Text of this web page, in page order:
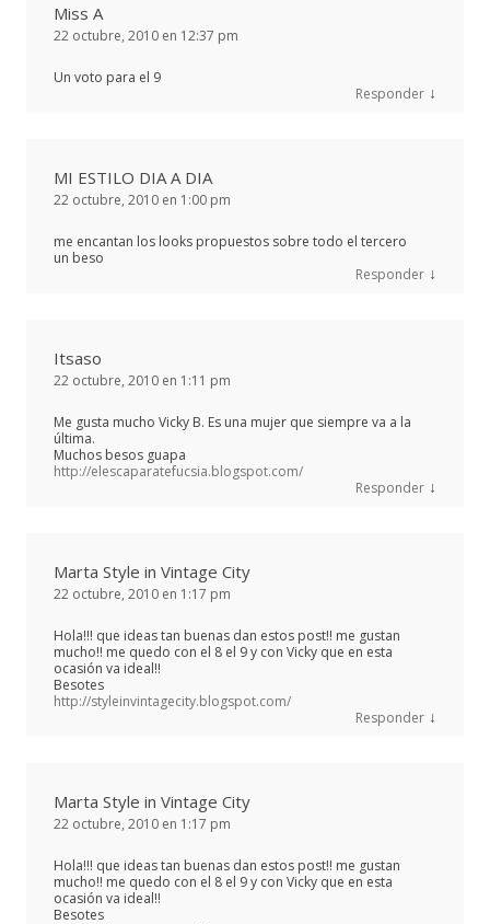
Miss A
22 octubre, 2010 en 12:37 pm
Un voto para el 9
Responder ↓
MI ESTILO DIA A DIA
22 octubre, 2010 en 1:00 pm
me encantan los looks propuestos sobre todo el tercero
un beso
Responder ↓
Itsaso
22 octubre, 2010 en 1:11 pm
Me gusta mucho Vicky B. Es una mujer que siempre va a la
última.
Muchos besos guapa
http://elescaparatefucsia.blogspot.com/
Responder ↓
Marta Style in Vintage City
22 octubre, 2010 en 1:17 pm
Hola!!! que ideas tan buenas dan estos post!! me gustan
mucho!! me quedo con el 8 el 9 y con Vicky que en esta
ocasión va ideal!!
Besotes
http://styleinvintagecity.blogspot.com/
Responder ↓
Marta Style in Vintage City
22 octubre, 2010 en 1:17 pm
Hola!!! que ideas tan buenas dan estos post!! me gustan
mucho!! me quedo con el 8 el 9 y con Vicky que en esta
ocasión va ideal!!
Besotes